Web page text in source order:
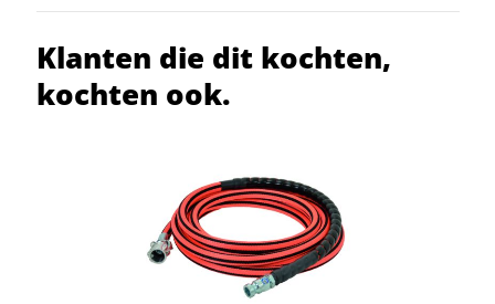
Klanten die dit kochten,
kochten ook.